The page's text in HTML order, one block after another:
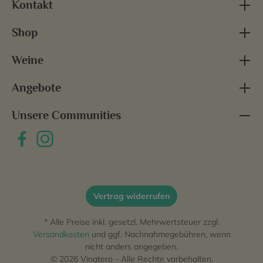
Shop
Weine
Angebote
Unsere Communities
Kontakt
Vertrag widerrufen
* Alle Preise inkl. gesetzl. Mehrwertsteuer zzgl.
Versandkosten und ggf. Nachnahmegebühren, wenn
nicht anders angegeben.
© 2026 Vinatero - Alle Rechte vorbehalten.